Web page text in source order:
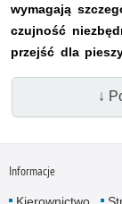
wymagają
czujność
przejść dla
↓
Informacje